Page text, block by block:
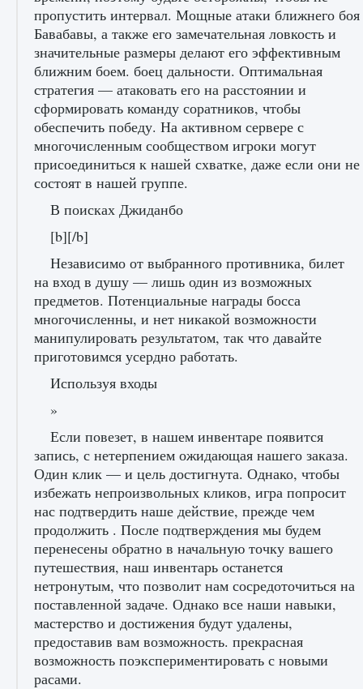
Как исправить ошибку Palworld EPalworld
«Идет сохранение мира — Невозможно
начать сохранение данных мира»
9 августа 2024 2 711 0 0
Все новые функции в режиме карьеры EA
FC 25
2 096
Входят ли «Милан» и «Интер» в EA FC 25
пропустить интервал. Мощные атаки ближнего боя
Бавабавы, а также его замечательная ловкость и
значительные размеры делают его эффективным
ближним боем. боец дальности. Оптимальная
стратегия — атаковать его на расстоянии и
сформировать команду соратников, чтобы
обеспечить победу. На активном сервере с
многочисленным сообществом игроки могут
присоединиться к нашей схватке, даже если они не
состоят в нашей группе.
В поисках Джиданбо
[b][/b]
Независимо от выбранного противника, билет
на вход в душу — лишь один из возможных
предметов. Потенциальные награды босса
многочисленны, и нет никакой возможности
манипулировать результатом, так что давайте
приготовимся усердно работать.
Используя входы
»
Если повезет, в нашем инвентаре появится
запись, с нетерпением ожидающая нашего заказа.
Один клик — и цель достигнута. Однако, чтобы
избежать непроизвольных кликов, игра попросит
нас подтвердить наше действие, прежде чем
продолжить . После подтверждения мы будем
перенесены обратно в начальную точку вашего
путешествия, наш инвентарь останется
нетронутым, что позволит нам сосредоточиться на
поставленной задаче. Однако все наши навыки,
мастерство и достижения будут удалены,
предоставив вам возможность. прекрасная
возможность поэкспериментировать с новыми
расами.